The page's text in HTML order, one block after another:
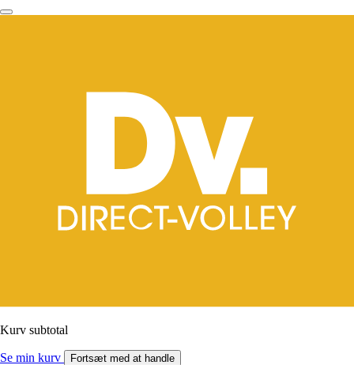
Kurv subtotal
Se min kurv Fortsæt med at handle